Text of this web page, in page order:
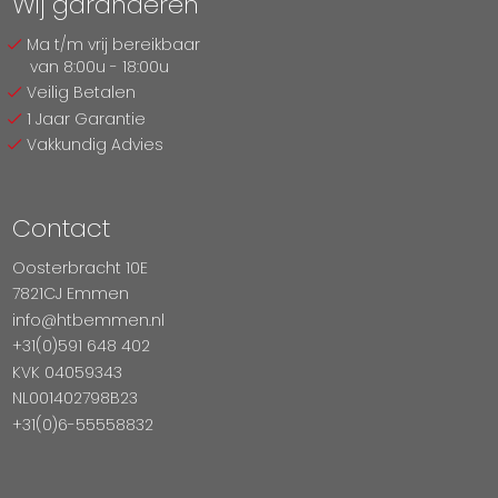
Ma t/m vrij bereikbaar
van 8:00u - 18:00u
Veilig Betalen
1 Jaar Garantie
Vakkundig Advies
Contact
Oosterbracht 10E
7821CJ Emmen
info@htbemmen.nl
+31(0)591 648 402
KVK 04059343
NL001402798B23
+31(0)6-55558832